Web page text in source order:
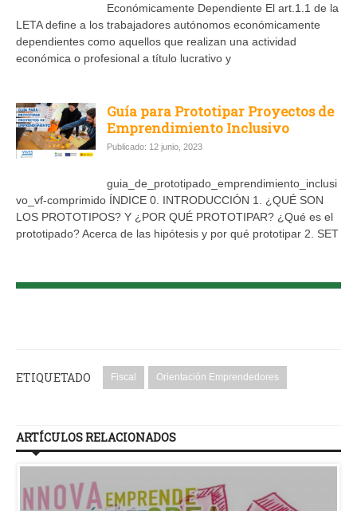
Económicamente Dependiente El art.1.1 de la
LETA define a los trabajadores autónomos económicamente
dependientes como aquellos que realizan una actividad
económica o profesional a título lucrativo y
Guía para Prototipar Proyectos de
Emprendimiento Inclusivo
Publicado: 12 junio, 2023
guia_de_prototipado_emprendimiento_inclusi
vo_vf-comprimido ÍNDICE 0. INTRODUCCIÓN 1. ¿QUÉ SON
LOS PROTOTIPOS? Y ¿POR QUÉ PROTOTIPAR? ¿Qué es el
prototipado? Acerca de las hipótesis y por qué prototipar 2. SET
ETIQUETADO Fiscal Orientación Emprendedores
ARTÍCULOS RELACIONADOS